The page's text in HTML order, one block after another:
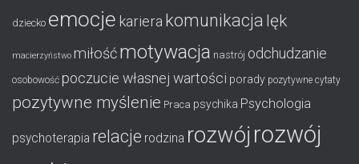
dziecko emocje kariera komunikacja lęk
macierzyństwo miłośćmotywacja nastrój odchudzanie
osobowość poczucie własnej wartości porady pozytywne cytaty
pozytywne myślenie Praca psychika Psychologia
psychoterapia relacje rodzina rozwój rozwój